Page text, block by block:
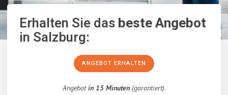
Erhalten Sie dasbeste Angebot
in Salzburg:
ANGEBOT ERHALTEN
Angebotin 15 Minuten(garantiert).